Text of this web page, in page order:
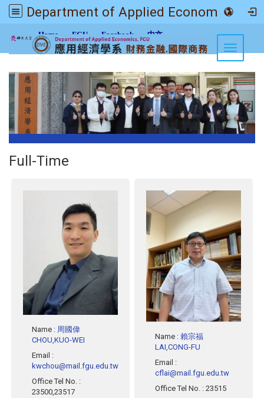
Department of Applied Economics FGU
Home FGU Facebook 中文
Toggle
Full-Time
Name : 周國偉
CHOU,KUO-WEI
Email :
kwchou@mail.fgu.edu.tw
Office Tel No. :
23500,23517
Name : 賴宗福
LAI,CONG-FU
Email :
cflai@mail.fgu.edu.tw
Office Tel No. : 23515